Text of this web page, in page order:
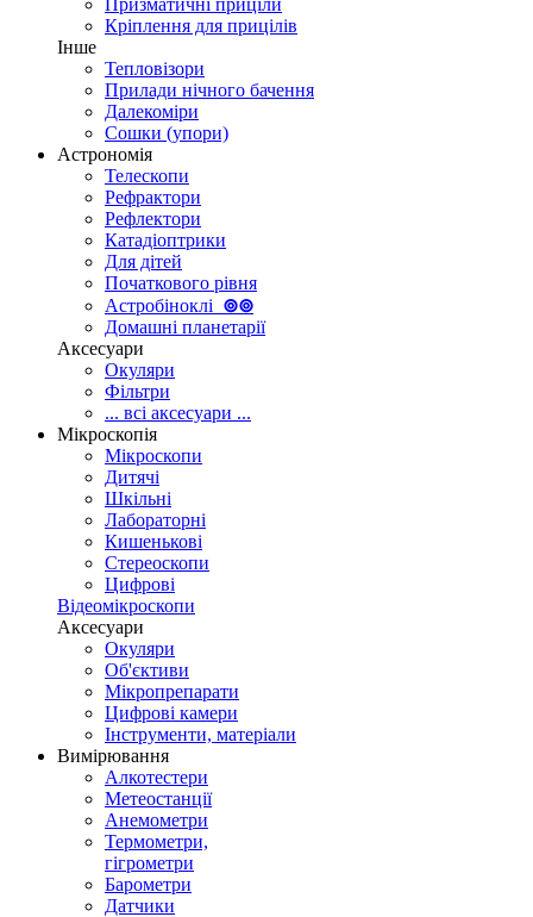
Призматичні приціли
Кріплення для прицілів
Інше
Тепловізори
Прилади нічного бачення
Далекоміри
Сошки (упори)
Астрономія
Телескопи
Рефрактори
Рефлектори
Катадіоптрики
Для дітей
Початкового рівня
Астробіноклі ⊚⊚
Домашні планетарії
Аксесуари
Окуляри
Фільтри
... всі аксесуари ...
Мікроскопія
Мікроскопи
Дитячі
Шкільні
Лабораторні
Кишенькові
Стереоскопи
Цифрові
Відеомікроскопи
Аксесуари
Окуляри
Об'єктиви
Мікропрепарати
Цифрові камери
Інструменти, матеріали
Вимірювання
Алкотестери
Метеостанції
Анемометри
Термометри,
гігрометри
Барометри
Датчики